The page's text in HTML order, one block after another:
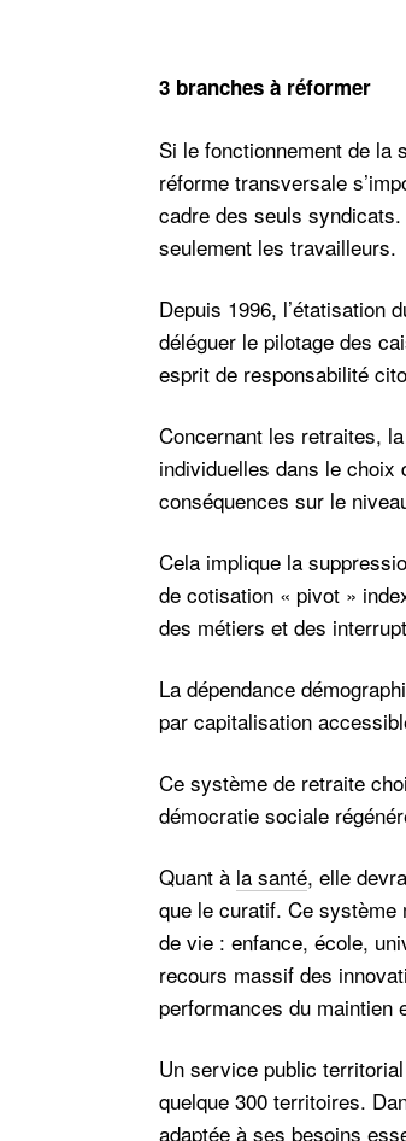
3 branches à réformer
Si le fonctionnement de la
réforme transversale
cadre des seuls syndicats.
seulement les travailleurs.
Depuis 1996, l’étatisation
déléguer le pilotage des
esprit de responsabilité
Concernant les retraites,
individuelles dans le choix
conséquences sur le
Cela implique la
de cotisation « pivot »
des métiers et des
La dépendance
par capitalisation
Ce système de retraite
démocratie sociale
Quant à la santé, elle
que le curatif. Ce
de vie : enfance, école,
recours massif des
performances du maintien
Un service public
quelque 300 territoires.
adaptée à ses besoins